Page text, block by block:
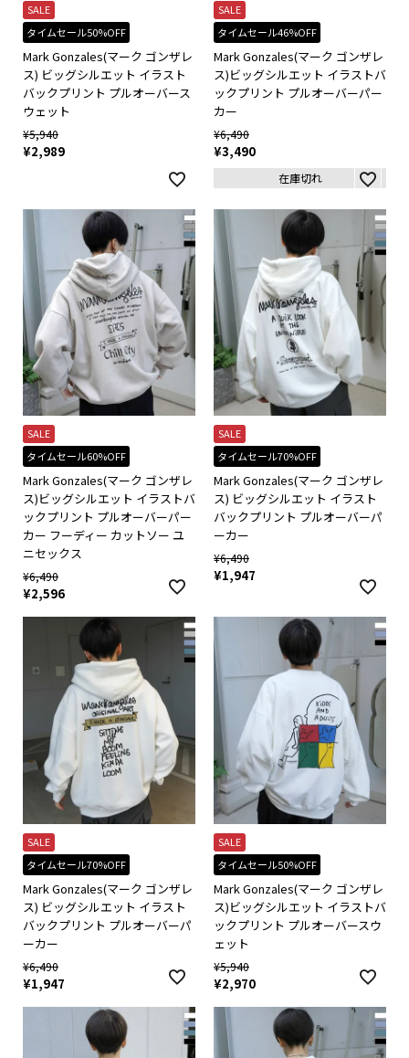
SALE
タイムセール50%OFF
Mark Gonzales(マーク ゴンザレ
ス) ビッグシルエット イラスト
バックプリント プルオーバース
ウェット
¥5,940
¥2,989
SALE
タイムセール46%OFF
Mark Gonzales(マーク ゴンザレ
ス)ビッグシルエット イラストバ
ックプリント プルオーバーパー
カー
¥6,490
¥3,490
在庫切れ
SALE
タイムセール60%OFF
Mark Gonzales(マーク ゴンザレ
ス)ビッグシルエット イラストバ
ックプリント プルオーバーパー
カー フーディー カットソー ユ
ニセックス
¥6,490
¥2,596
SALE
タイムセール70%OFF
Mark Gonzales(マーク ゴンザレ
ス) ビッグシルエット イラスト
バックプリント プルオーバーパ
ーカー
¥6,490
¥1,947
SALE
タイムセール70%OFF
Mark Gonzales(マーク ゴンザレ
ス) ビッグシルエット イラスト
バックプリント プルオーバーパ
ーカー
¥6,490
¥1,947
SALE
タイムセール50%OFF
Mark Gonzales(マーク ゴンザレ
ス)ビッグシルエット イラストバ
ックプリント プルオーバースウ
ェット
¥5,940
¥2,970